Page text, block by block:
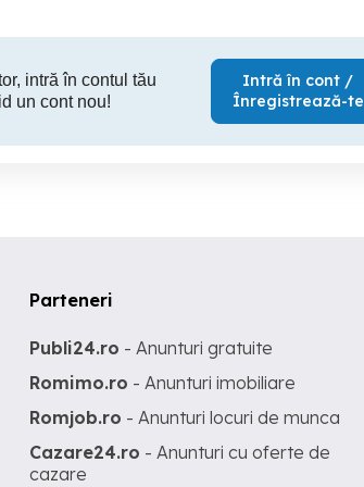
intră în contul tău
un cont nou!
Intră în cont /
Înregistrează-te
Parteneri
Publi24.ro - Anunturi gratuite
Romimo.ro - Anunturi imobiliare
Romjob.ro - Anunturi locuri de munca
Cazare24.ro - Anunturi cu oferte de
cazare